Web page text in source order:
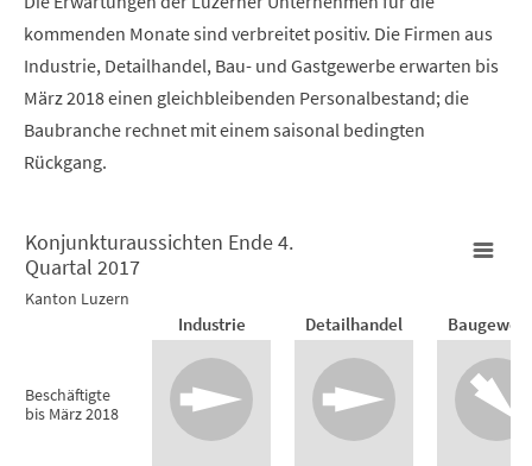
kommenden Monate sind verbreitet positiv. Die Firmen aus
Industrie, Detailhandel, Bau- und Gastgewerbe erwarten bis
März 2018 einen gleichbleibenden Personalbestand; die
Baubranche rechnet mit einem saisonal bedingten
Rückgang.
Konjunkturaussichten Ende 4. Quartal 2017
View as data table, Konjunkturaussichten Ende 4. Quartal
Beschäftigte
bis März 2018
Industrie Detailhandel
Konjunkturaussichten Ende 4.
Quartal 2017
Kanton Luzern